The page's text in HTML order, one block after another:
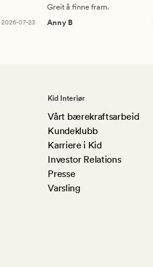
2026-07-23
Greit å finne fram.
Anny B
Kid Interiør
Vårt bærekraftsarbeid
Kundeklubb
Karriere i Kid
Investor Relations
Presse
Varsling